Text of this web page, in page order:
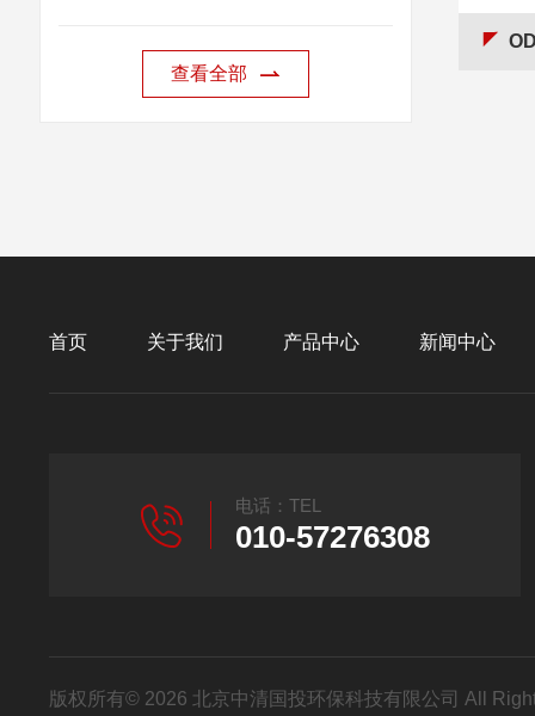
查看全部
首页 关于我们 产品中心 新闻中心
电话：TEL
010-57276308
版权所有© 2026 北京中清国投环保科技有限公司 All